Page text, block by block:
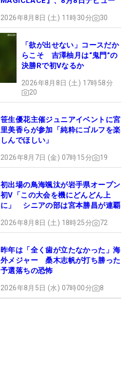
2026年8月8日 (土) 11時30分 30
「欲が出せない」コースだか
らこそ 吉澤柚月は“鬼門”の
決勝Rで初Vなるか
2026年8月8日 (土) 17時58分
20
笹生優花主催ジュニアイベントに宮
里美香らが参加「純粋にゴルフを楽
しんでほしい」
2026年8月7日 (金) 07時15分 19
初出場の鳥海颯汰が岩手県オープン
初V「この大会を機にどんどん上
に」 シニアの部は宮本勝昌が連覇
2026年8月8日 (土) 18時25分 72
昨年は「全く歯が立たなかった」海
外メジャー 桑木志帆が打ち勝った
予選落ちの恐怖
2026年8月5日 (水) 07時00分 8